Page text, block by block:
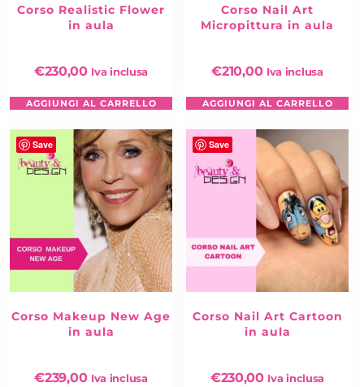
Corso Realistic Flower
in aula
€230,00 Iva inclusa
AGGIUNGI AL CARRELLO
Corso Nail Art
Micropittura in aula
€210,00 Iva inclusa
AGGIUNGI AL CARRELLO
Save
Corso Makeup New Age
in aula
€239,00 Iva inclusa
Save
Corso Nail Art Cartoon
in aula
€230,00 Iva inclusa